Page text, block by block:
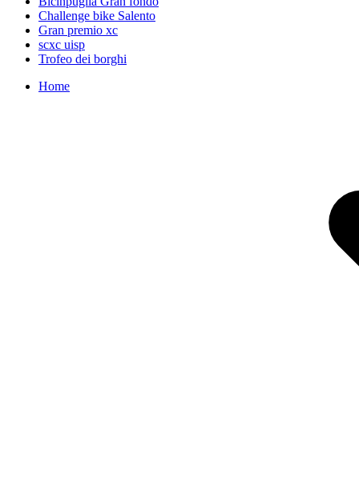
Challenge bike Salento
Gran premio xc
scxc uisp
Trofeo dei borghi
Home